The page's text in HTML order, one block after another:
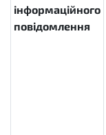
інформаційного
повідомлення